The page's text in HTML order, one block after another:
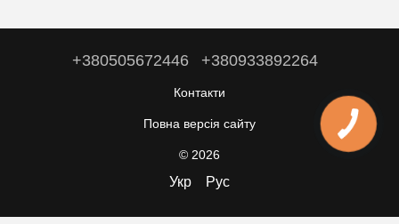
+380505672446 +380933892264
Контакти
Повна версія сайту
© 2026
Укр Рус